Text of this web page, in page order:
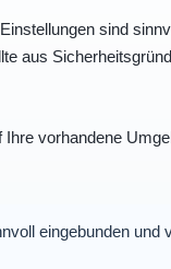
sind
aus
vorhandene
eingebunden und